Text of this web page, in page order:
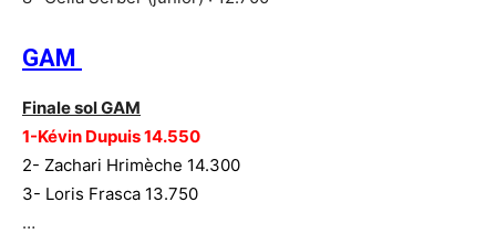
GAM
Finale sol GAM
1-Kévin Dupuis 14.550
2- Zachari Hrimèche 14.300
3- Loris Frasca 13.750
…